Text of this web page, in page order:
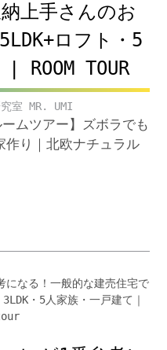
上手さんのお
ロフト・5
ROOM TOUR
室 MR. UMI
ムツアー】ズボラでも
作り｜北欧ナチュラル